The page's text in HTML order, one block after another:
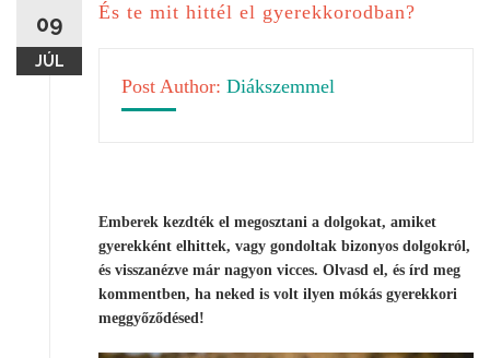
09
JÚL
És te mit hittél el gyerekkorodban?
Post Author: Diákszemmel
Emberek kezdték el megosztani a dolgokat, amiket
gyerekként elhittek, vagy gondoltak bizonyos dolgokról,
és visszanézve már nagyon vicces. Olvasd el, és írd meg
kommentben, ha neked is volt ilyen mókás gyerekkori
meggyőződésed!